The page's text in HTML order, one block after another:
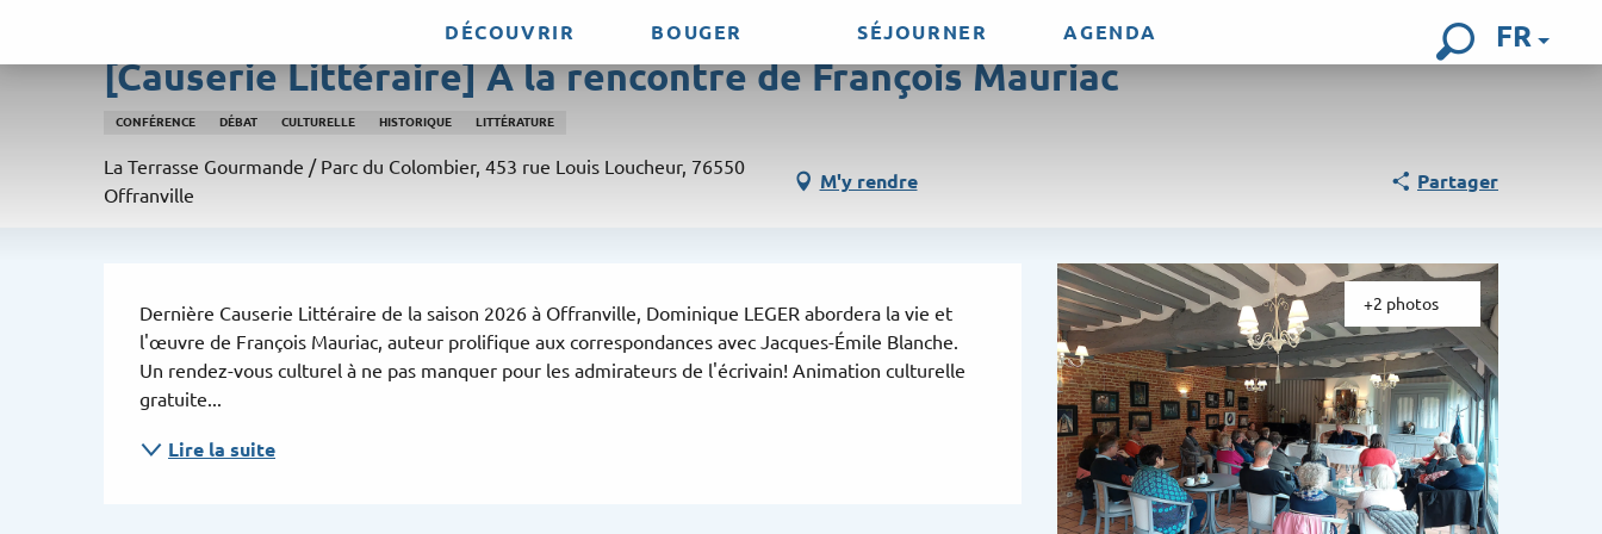
contenu
FR
DÉCOUVRIR BOUGER SÉJOURNER AGENDA
[Causerie Littéraire] À la rencontre de François Mauriac
CONFÉRENCE DÉBAT CULTURELLE HISTORIQUE LITTÉRATURE
La Terrasse Gourmande / Parc du Colombier, 453 rue Louis Loucheur, 76550
Offranville
M'y rendre Partager
+2 photos
Description
Dernière Causerie Littéraire de la saison 2026 à Offranville, Dominique LEGER abordera la vie et
l'œuvre de François Mauriac, auteur prolifique aux correspondances avec Jacques-Émile Blanche.
Un rendez-vous culturel à ne pas manquer pour les admirateurs de l'écrivain! Animation culturelle
gratuite...
Lire la suite